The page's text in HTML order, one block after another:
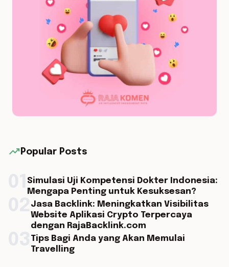
trending_up Popular Posts
Simulasi Uji Kompetensi Dokter Indonesia:
Mengapa Penting untuk Kesuksesan?
Jasa Backlink: Meningkatkan Visibilitas
Website Aplikasi Crypto Terpercaya
dengan RajaBacklink.com
Tips Bagi Anda yang Akan Memulai
Travelling